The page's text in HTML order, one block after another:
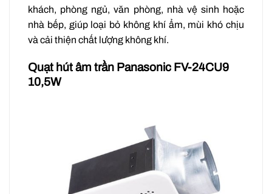
khách, phòng ngủ, văn phòng, nhà vệ sinh hoặc
nhà bếp, giúp loại bỏ không khí ẩm, mùi khó chịu
và cải thiện chất lượng không khí.
Quạt hút âm trần Panasonic FV-24CU9
10,5W